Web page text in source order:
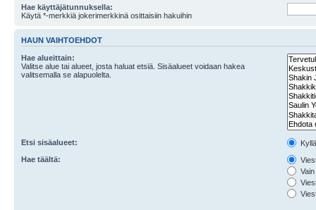
Hae käyttäjätunnuksella:
Käytä *-merkkiä jokerimerkkinä osittaisiin hakuihin
HAUN VAIHTOEHDOT
Hae alueittain:
Valitse alue tai alueet, josta haluat etsiä. Sisäalueet voidaan hakea
valitsemalla se alapuolelta.
Etsi sisäalueet:
Hae täältä: